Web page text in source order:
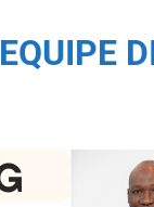
EQUIPE